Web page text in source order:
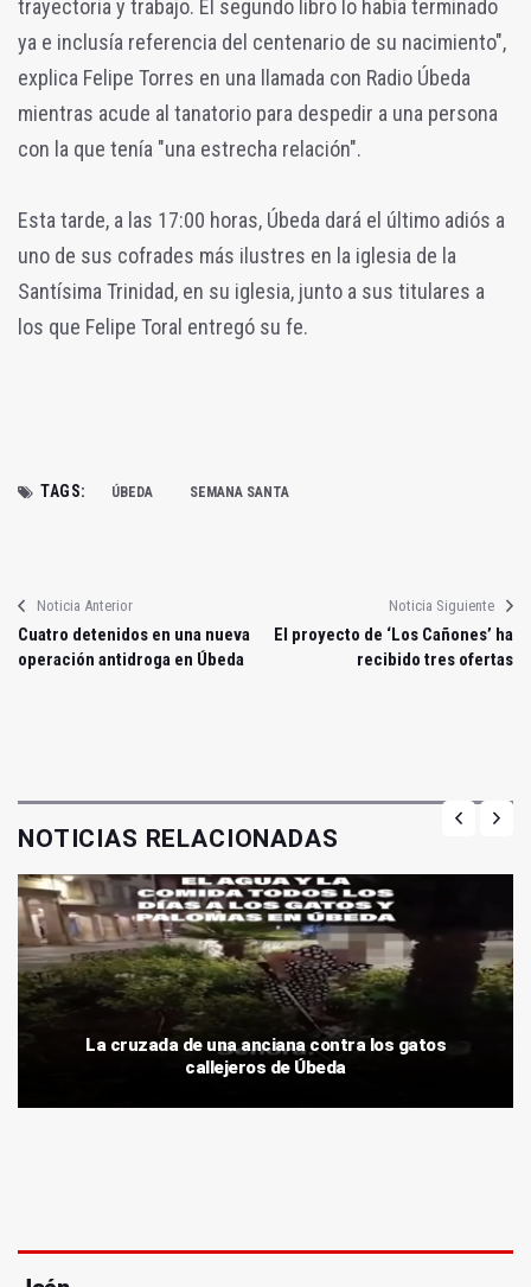
trayectoria y trabajo. El segundo libro lo había terminado
ya e inclusía referencia del centenario de su nacimiento",
explica Felipe Torres en una llamada con Radio Úbeda
mientras acude al tanatorio para despedir a una persona
con la que tenía "una estrecha relación".
Esta tarde, a las 17:00 horas, Úbeda dará el último adiós a
uno de sus cofrades más ilustres en la iglesia de la
Santísima Trinidad, en su iglesia, junto a sus titulares a
los que Felipe Toral entregó su fe.
TAGS: ÚBEDA SEMANA SANTA
Noticia Anterior
Cuatro detenidos en una nueva
operación antidroga en Úbeda
Noticia Siguiente
El proyecto de ‘Los Cañones’ ha
recibido tres ofertas
NOTICIAS RELACIONADAS
La cruzada de una anciana contra los gatos
callejeros de Úbeda